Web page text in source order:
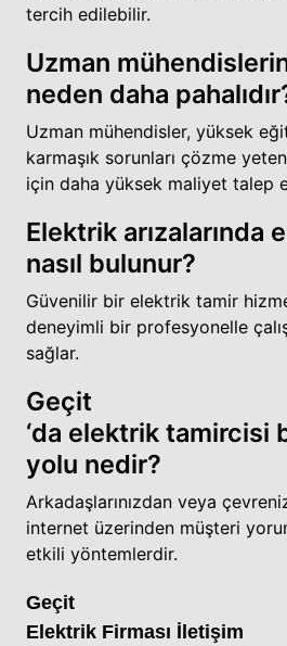
tercih edilebilir.
Uzman
neden daha
Uzman mühendisler, yüksek
karmaşık sorunları çözme
için daha yüksek maliyet talep
Elektrik arızalarında
nasıl bulunur?
Güvenilir bir elektrik tamir
deneyimli bir profesyonelle
sağlar.
Geçit
‘da elektrik tamircisi
yolu nedir?
Arkadaşlarınızdan veya
internet üzerinden müşteri
etkili yöntemlerdir.
Geçit
Elektrik Firması İletişim